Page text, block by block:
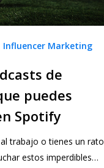
Influencer Marketing
de
puedes
Spotify
trabajo o tienes un rato
estos imperdibles…